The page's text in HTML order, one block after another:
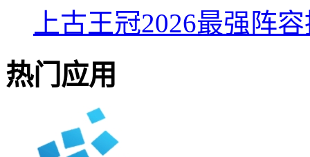
上古王冠2026最强阵
热门应用